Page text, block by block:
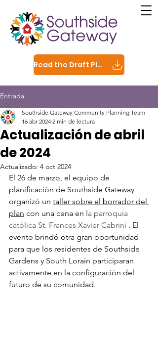
Read the Draft Plan
Entrada
Actualización de abril
de 2024
Southside Gateway Community Planning Team
16 abr 2024 2 min de lectura
Actualizado: 4 oct 2024
El 26 de marzo, el equipo de
planificación de Southside Gateway
organizó un taller sobre el borrador del
plan con una cena en la parroquia
católica St. Frances Xavier Cabrini . El
evento brindó otra gran oportunidad
para que los residentes de Southside
Gardens y South Lorain participaran
activamente en la configuración del
futuro de su comunidad.